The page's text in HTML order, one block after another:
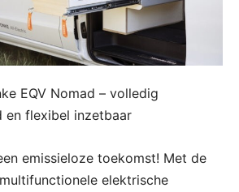
EQV Nomad – volledig
en flexibel inzetbaar
emissieloze toekomst! Met de
elektrische